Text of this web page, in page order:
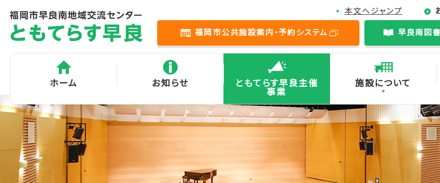
本文へジャンプ
福岡市公共施設案内・予約システム 早良南図
ホーム お知らせ
ともてらす早良主催
事業
施設について